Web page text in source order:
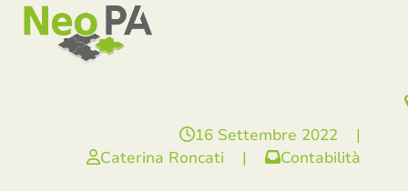
SkipOpen
mobile
menu
Close
mobile
menu
16 Settembre 2022
|
Caterina Roncati
| Contabilità